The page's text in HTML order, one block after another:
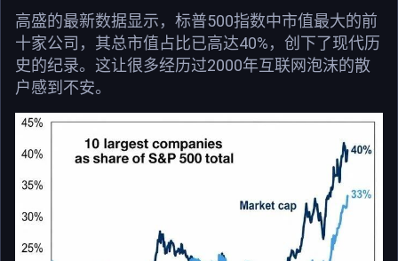
高盛的最新数据显示，标普500指数中市值最大的前
十家公司，其总市值占比已高达40%，创下了现代历
史的纪录。这让很多经历过2000年互联网泡沫的散
户感到不安。